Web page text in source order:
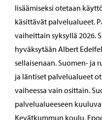
lisäämiseksi otetaan
käsittävät palvelualueet.
vaiheittain syksyllä 2026.
hyväksytään Albert
sellaisenaan. Suomen- ja
ja läntiset palvelualueet
vaiheessa vain osittain.
palvelualueeseen
Kevätkummun koulu,